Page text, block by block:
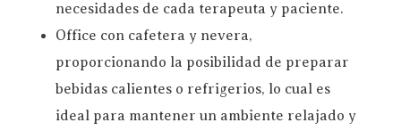
necesidades de cada terapeuta y paciente.
Office con cafetera y nevera,
proporcionando la posibilidad de preparar
bebidas calientes o refrigerios, lo cual es
ideal para mantener un ambiente relajado y